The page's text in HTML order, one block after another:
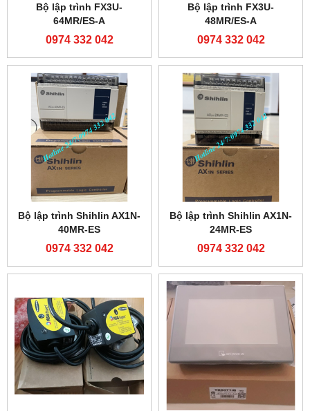
Bộ lập trình FX3U-
64MR/ES-A
0974 332 042
Bộ lập trình FX3U-
48MR/ES-A
0974 332 042
Bộ lập trình Shihlin AX1N-
40MR-ES
0974 332 042
Bộ lập trình Shihlin AX1N-
24MR-ES
0974 332 042